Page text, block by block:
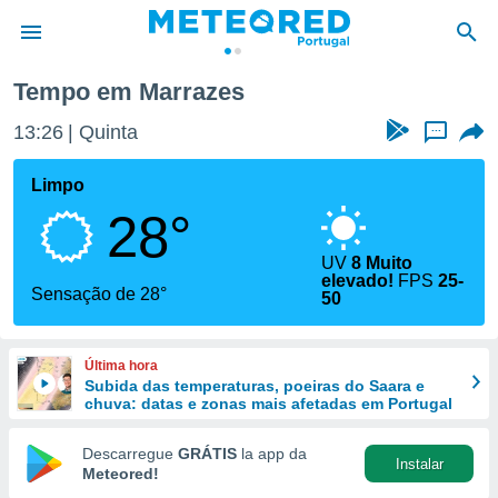
da
foi
fornecidas
a este
das
e
forma
digital
Tempo em Marrazes
13:26 Quinta ...
Limpo
28°
Sensação de 28°
UV8 Muito
elevado! FPS25-
50
Última hora
Subida das temperaturas, poeiras do Saara e
chuva: datas e zonas mais afetadas em Portugal
Descarregue GRÁTIS la app da
Meteored!
Instalar